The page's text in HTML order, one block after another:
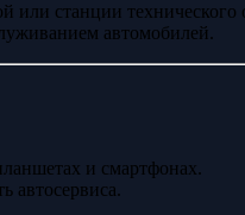
или станции
автомобилей.
и смартфонах.
автосервиса.